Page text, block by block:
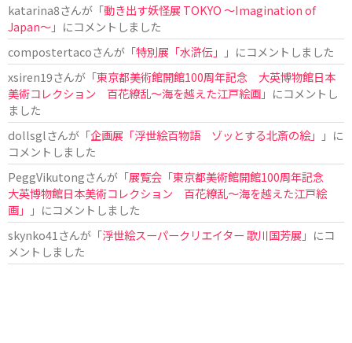
katarina8さんが「動き出す妖怪展 TOKYO 〜Imagination of
Japan〜」にコメントしました
compostertacoさんが「特別展「水滸伝」
」にコメントしました
xsiren19さんが「東京都美術館開館100周年記念 大英博物館日本
美術コレクション 百花繚乱～海を越えた江戸絵画」にコメントし
ました
dollsglさんが「企画展「浮世絵百物語 ゾッとする北斎の絵」
」に
コメントしました
PeggVikutongさんが「展覧会「東京都美術館開館100周年記念
大英博物館日本美術コレクション 百花繚乱〜海を越えた江戸絵
画」
」にコメントしました
skynko41 さんが「浮世絵スーパークリエイター 歌川国芳展 」にコ
メントしました